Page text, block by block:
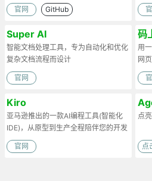
官网 GitHub
Super AI
智能文档处理工具，专为自动化和优化
复杂文档流程而设计
官网
码
用
网
Kiro
亚马逊推出的一款AI编程工具(智能化
IDE)，从原型到生产全程陪伴您的开发
过程
官网
点
点